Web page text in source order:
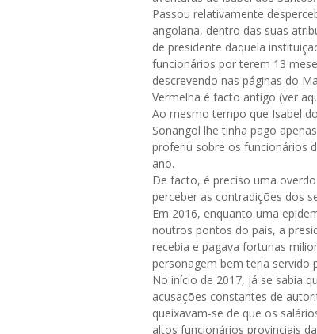
Passou relativamente
angolana, dentro das suas
de presidente daquela
funcionários por terem 13
descrevendo nas páginas do
Vermelha é facto antigo (ver
Ao mesmo tempo que Isabel
Sonangol lhe tinha pago
proferiu sobre os funcionários
ano.
De facto, é preciso uma
perceber as contradições dos
Em 2016, enquanto uma
noutros pontos do país, a
recebia e pagava fortunas
personagem bem teria servido
No início de 2017, já se sabia
acusações constantes de
queixavam-se de que os
altos funcionários provinciais